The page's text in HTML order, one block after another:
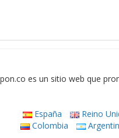
es un sitio web que
España Reino
Colombia